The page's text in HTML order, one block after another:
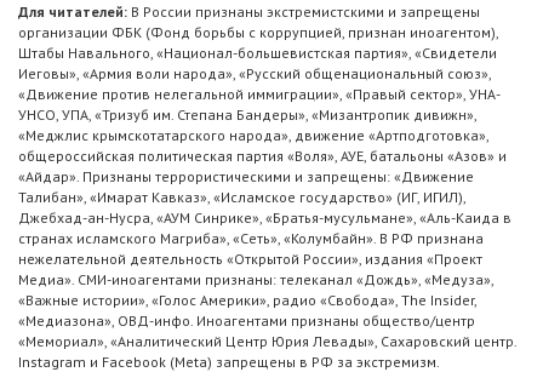
Для читателей: В России признаны экстремистскими и запрещены
организации ФБК (Фонд борьбы с коррупцией, признан иноагентом),
Штабы Навального, «Национал-большевистская партия», «Свидетели
Иеговы», «Армия воли народа», «Русский общенациональный союз»,
«Движение против нелегальной иммиграции», «Правый сектор», УНА-
УНСО, УПА, «Тризуб им. Степана Бандеры», «Мизантропик дивижн»,
«Меджлис крымскотатарского народа», движение «Артподготовка»,
общероссийская политическая партия «Воля», АУЕ, батальоны «Азов» и
«Айдар». Признаны террористическими и запрещены: «Движение
Талибан», «Имарат Кавказ», «Исламское государство» (ИГ, ИГИЛ),
Джебхад-ан-Нусра, «АУМ Синрике», «Братья-мусульмане», «Аль-Каида в
странах исламского Магриба», «Сеть», «Колумбайн». В РФ признана
нежелательной деятельность «Открытой России», издания «Проект
Медиа». СМИ-иноагентами признаны: телеканал «Дождь», «Медуза»,
«Важные истории», «Голос Америки», радио «Свобода», The Insider,
«Медиазона», ОВД-инфо. Иноагентами признаны общество/центр
«Мемориал», «Аналитический Центр Юрия Левады», Сахаровский центр.
Instagram и Facebook (Metа) запрещены в РФ за экстремизм.